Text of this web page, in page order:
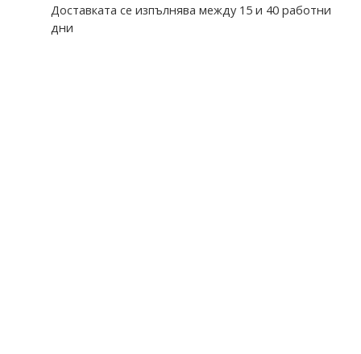
Доставката се изпълнява между 15 и 40 работни
дни